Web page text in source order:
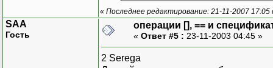
« Последнее редактирование: 21-11-2007 17:05
SAA
Гость
операции [], == и
« Ответ #5 : 23-11-2003 04:45 »
2 Serega